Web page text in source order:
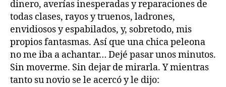
dinero, averías inesperadas y reparaciones de
todas clases, rayos y truenos, ladrones,
envidiosos y espabilados, y, sobretodo, mis
propios fantasmas. Así que una chica peleona
no me iba a achantar… Dejé pasar unos minutos.
Sin moverme. Sin dejar de mirarla. Y mientras
tanto su novio se le acercó y le dijo: